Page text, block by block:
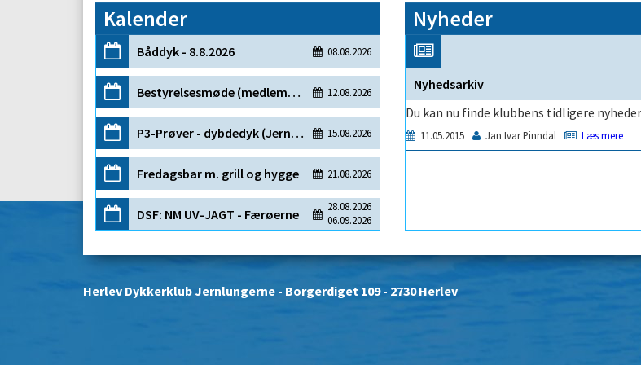
OPRET EN PROFIL
Kalender Nyheder
Herlev Dykkerklub Jernlungerne - Borgerdiget 109 - 2730 Herlev